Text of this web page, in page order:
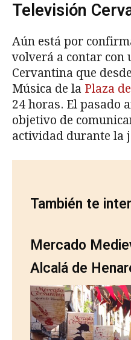
Televisión
Aún está por
volverá a contar con
Cervantina que
Música de la Plaza
24 horas. El pasado
objetivo de
actividad durante la
También te
Mercado
Alcalá de